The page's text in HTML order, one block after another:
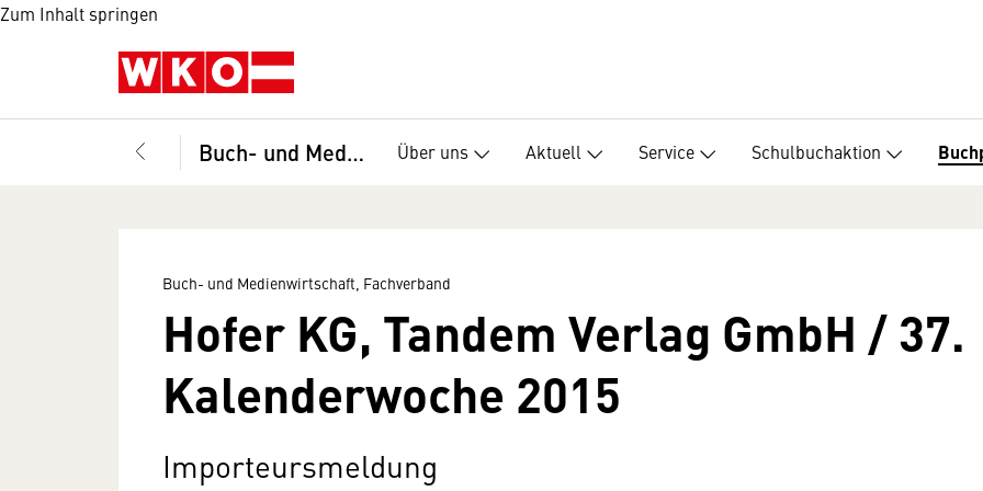
Zum Inhalt springen
Buch- und Medienwirtschaft, Fachverband Über uns Aktuell Service Schulbuchaktion
Buch- und Medienwirtschaft, Fachverband
Hofer KG, Tandem Verlag GmbH / 37.
Kalenderwoche 2015
Importeursmeldung